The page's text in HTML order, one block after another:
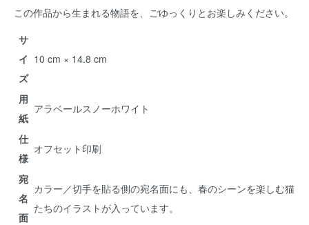
この作品から生まれる物語を、ごゆっくりとお楽しみください。
サ
イ
ズ
10 cm × 14.8 cm
用
紙
アラベールスノーホワイト
仕
様
オフセット印刷
宛
名
面
カラー／切手を貼る側の宛名面にも、春のシーンを楽しむ猫
たちのイラストが入っています。